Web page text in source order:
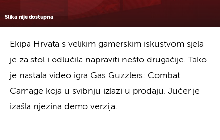
Slika nije dostupna
Ekipa Hrvata s velikim gamerskim iskustvom sjela
je za stol i odlučila napraviti nešto drugačije. Tako
je nastala video igra Gas Guzzlers: Combat
Carnage koja u svibnju izlazi u prodaju. Jučer je
izašla njezina demo verzija.